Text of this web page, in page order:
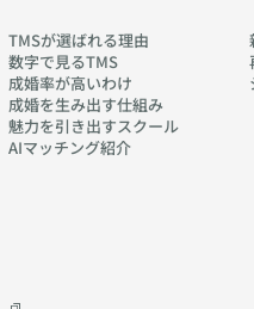
TMSが選ばれる理由
数字で見るTMS
成婚率が高いわけ
成婚を生み出す仕組み
魅力を引き出すスクール
AIマッチング紹介